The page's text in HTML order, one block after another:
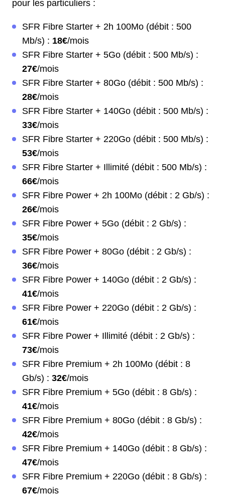
pour les particuliers :
SFR Fibre Starter + 2h 100Mo (débit : 500
Mb/s) : 18€/mois
SFR Fibre Starter + 5Go (débit : 500 Mb/s) :
27€/mois
SFR Fibre Starter + 80Go (débit : 500 Mb/s) :
28€/mois
SFR Fibre Starter + 140Go (débit : 500 Mb/s) :
33€/mois
SFR Fibre Starter + 220Go (débit : 500 Mb/s) :
53€/mois
SFR Fibre Starter + Illimité (débit : 500 Mb/s) :
66€/mois
SFR Fibre Power + 2h 100Mo (débit : 2 Gb/s) :
26€/mois
SFR Fibre Power + 5Go (débit : 2 Gb/s) :
35€/mois
SFR Fibre Power + 80Go (débit : 2 Gb/s) :
36€/mois
SFR Fibre Power + 140Go (débit : 2 Gb/s) :
41€/mois
SFR Fibre Power + 220Go (débit : 2 Gb/s) :
61€/mois
SFR Fibre Power + Illimité (débit : 2 Gb/s) :
73€/mois
SFR Fibre Premium + 2h 100Mo (débit : 8
Gb/s) : 32€/mois
SFR Fibre Premium + 5Go (débit : 8 Gb/s) :
41€/mois
SFR Fibre Premium + 80Go (débit : 8 Gb/s) :
42€/mois
SFR Fibre Premium + 140Go (débit : 8 Gb/s) :
47€/mois
SFR Fibre Premium + 220Go (débit : 8 Gb/s) :
67€/mois